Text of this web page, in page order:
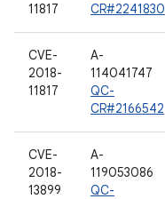
11817
CR#2241830
CVE-
2018-
11817
A-
114041747
QC-
CR#2166542
CVE-
2018-
13899
A-
119053086
QC-